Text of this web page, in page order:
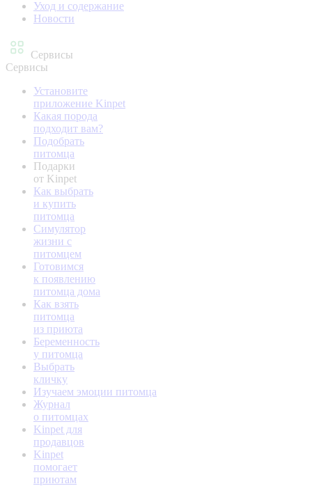
Уход и содержание
Новости
Сервисы
Сервисы
Установите
приложение Kinpet
Какая порода
подходит вам?
Подобрать
питомца
Подарки
от Kinpet
Как выбрать
и купить
питомца
Симулятор
жизни с
питомцем
Готовимся
к появлению
питомца дома
Как взять
питомца
из приюта
Беременность
у питомца
Выбрать
кличку
Изучаем эмоции питомца
Журнал
о питомцах
Kinpet для
продавцов
Kinpet
помогает
приютам